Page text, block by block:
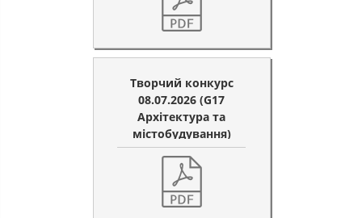
Творчий конкурс
08.07.2026 (G17
Архітектура та
містобудування)